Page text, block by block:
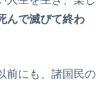
んで滅びて終わ
前にも、諸国民の